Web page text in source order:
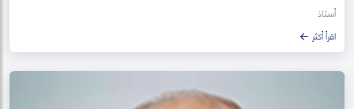
أستاذ
اقرأ أكثر